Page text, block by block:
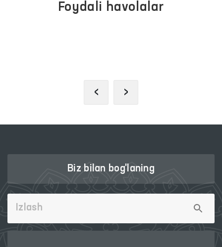
Foydali havolalar
‹ ›
Biz bilan bog'laning